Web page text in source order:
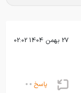
27 بهمن 1404 02:02
پاسخ